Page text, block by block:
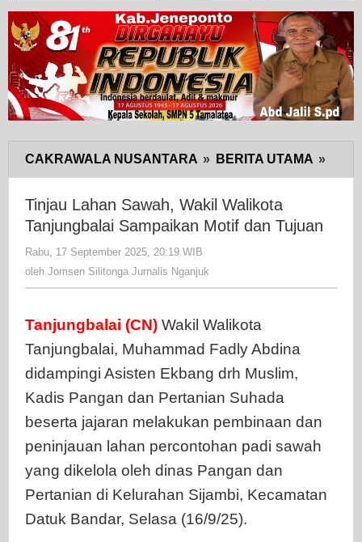
CAKRAWALA NUSANTARA » BERITA UTAMA »
Tinjau Lahan Sawah, Wakil Walikota
Tanjungbalai Sampaikan Motif dan Tujuan
Rabu, 17 September 2025, 20:19 WIB
oleh Jomsen Silitonga Jurnalis Nganjuk
Tanjungbalai (CN) Wakil Walikota
Tanjungbalai, Muhammad Fadly Abdina
didampingi Asisten Ekbang drh Muslim,
Kadis Pangan dan Pertanian Suhada
beserta jajaran melakukan pembinaan dan
peninjauan lahan percontohan padi sawah
yang dikelola oleh dinas Pangan dan
Pertanian di Kelurahan Sijambi, Kecamatan
Datuk Bandar, Selasa (16/9/25).